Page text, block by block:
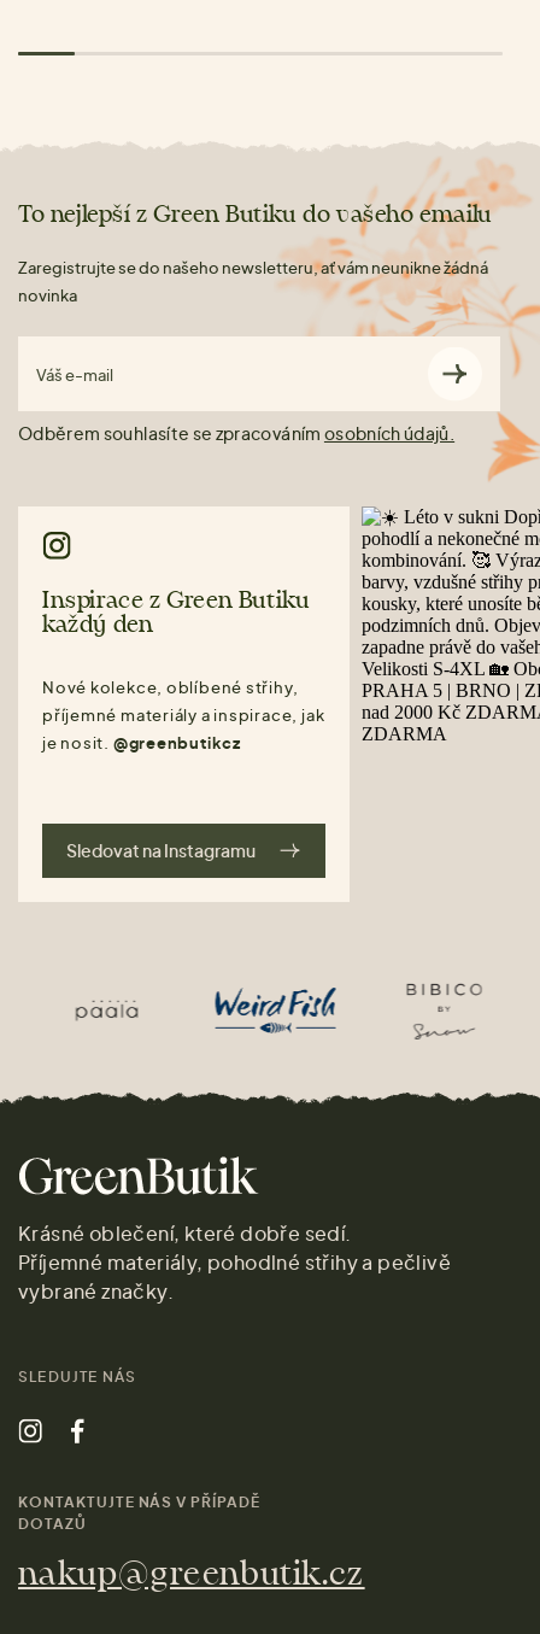
To nejlepší z Green Butiku do vašeho emailu
Zaregistrujte se do našeho newsletteru, ať vám neunikne žádná
novinka
Váš e-mail
Odběrem souhlasíte se zpracováním osobních údajů.
Inspirace z Green Butiku
každý den
Nové kolekce, oblíbené střihy,
příjemné materiály a inspirace, jak
je nosit. @greenbutikcz
Sledovat na Instagramu
Krásné oblečení, které dobře sedí.
Příjemné materiály, pohodlné střihy a pečlivě
vybrané značky.
SLEDUJTE NÁS
KONTAKTUJTE NÁS V PŘÍPADĚ
DOTAZŮ
nakup@greenbutik.cz